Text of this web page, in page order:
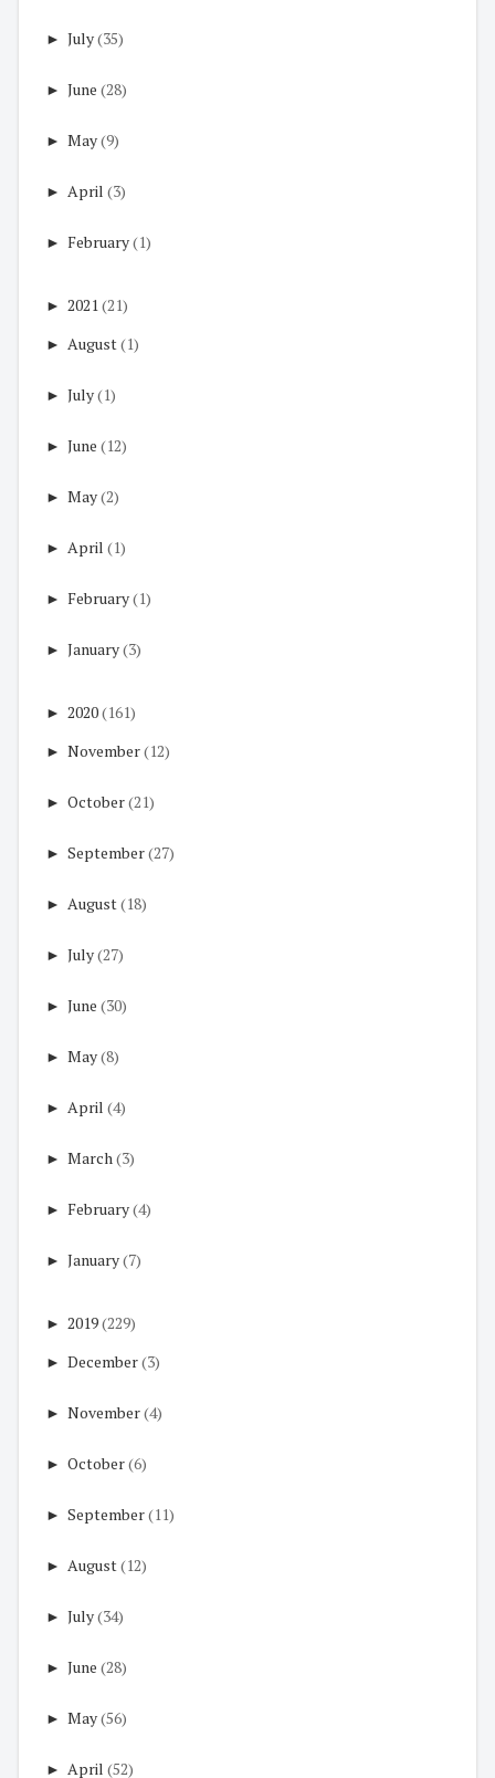
► July(35)
► June (28)
► May(9)
► April (3)
► February(1)
► 2021 (21)
► August(1)
► July(1)
► June (12)
► May(2)
► April (1)
► February(1)
► January(3)
► 2020(161)
► November(12)
► October(21)
► September(27)
► August(18)
► July(27)
► June (30)
► May(8)
► April (4)
► March(3)
► February(4)
► January(7)
► 2019(229)
► December(3)
► November(4)
► October(6)
► September(11)
► August(12)
► July(34)
► June (28)
► May(56)
► April (52)